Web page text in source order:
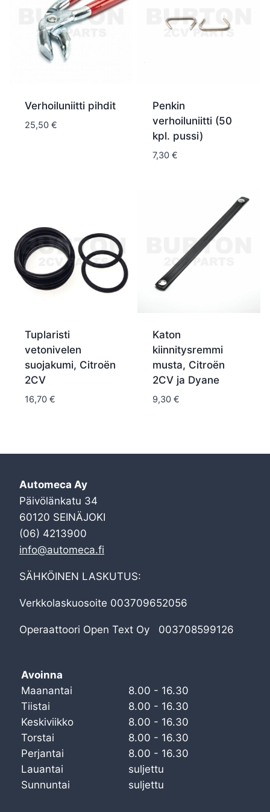
Verhoiluniitti pihdit
25,50 €
Penkin
verhoiluniitti (50
kpl. pussi)
7,30 €
Tuplaristi
vetonivelen
suojakumi, Citroën
2CV
16,70 €
Katon
kiinnitysremmi
musta, Citroën
2CV ja Dyane
9,30 €
Automeca Ay
Päivölänkatu 34
60120 SEINÄJOKI
(06) 4213900
info@automeca.fi
SÄHKÖINEN LASKUTUS:
Verkkolaskuosoite 003709652056
Operaattoori Open Text Oy 003708599126
Avoinna
Maanantai
8.00 - 16.30
Tiistai
8.00 - 16.30
Keskiviikko
8.00 - 16.30
Torstai
8.00 - 16.30
Perjantai
8.00 - 16.30
Lauantai
suljettu
Sunnuntai
suljettu